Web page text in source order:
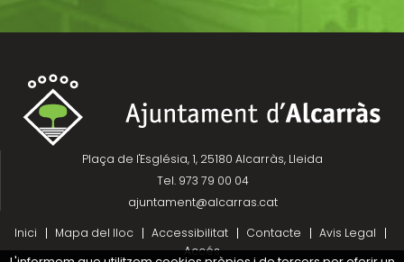
Plaça de l'Església, 1, 25180 Alcarràs, Lleida
Tel. 973 79 00 04
ajuntament@alcarras.cat
Inici
Mapa del lloc Accessibilitat Contacte
Avis Legal
Accés